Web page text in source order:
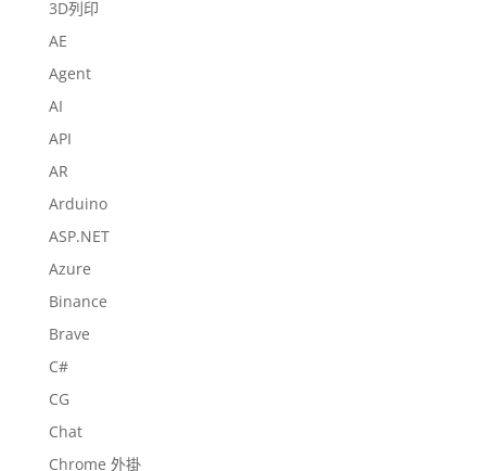
3D列印
AE
Agent
AI
API
AR
Arduino
ASP.NET
Azure
Binance
Brave
C#
CG
Chat
Chrome 外掛